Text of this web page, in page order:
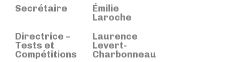
Secrétaire
Émilie
Laroche
Directrice –
Tests et
Compétitions
Laurence
Levert-
Charbonneau